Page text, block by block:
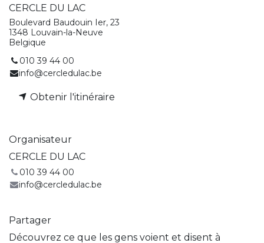
CERCLE DU LAC
Boulevard Baudouin Ier, 23
1348 Louvain-la-Neuve
Belgique
010 39 44 00
info@cercledulac.be
Obtenir l'itinéraire
Organisateur
CERCLE DU LAC
010 39 44 00
info@cercledulac.be
Partager
Découvrez ce que les gens voient et disent à